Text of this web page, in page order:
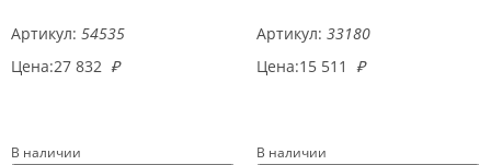
Артикул: 54535
Цена:27 832 ₽
В наличии
Артикул: 33180
Цена:15 511 ₽
В наличии